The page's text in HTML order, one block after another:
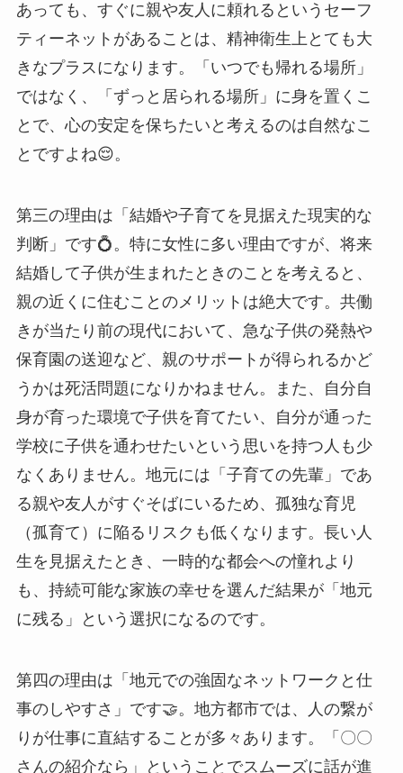
あっても、すぐに親や友人に頼れるというセーフ
ティーネットがあることは、精神衛生上とても大
きなプラスになります。「いつでも帰れる場所」
ではなく、「ずっと居られる場所」に身を置くこ
とで、心の安定を保ちたいと考えるのは自然なこ
とですよね😌。
第三の理由は「結婚や子育てを見据えた現実的な
判断」です💍。特に女性に多い理由ですが、将来
結婚して子供が生まれたときのことを考えると、
親の近くに住むことのメリットは絶大です。共働
きが当たり前の現代において、急な子供の発熱や
保育園の送迎など、親のサポートが得られるかど
うかは死活問題になりかねません。また、自分自
身が育った環境で子供を育てたい、自分が通った
学校に子供を通わせたいという思いを持つ人も少
なくありません。地元には「子育ての先輩」であ
る親や友人がすぐそばにいるため、孤独な育児
（孤育て）に陥るリスクも低くなります。長い人
生を見据えたとき、一時的な都会への憧れより
も、持続可能な家族の幸せを選んだ結果が「地元
に残る」という選択になるのです。
第四の理由は「地元での強固なネットワークと仕
事のしやすさ」です🤝。地方都市では、人の繋が
りが仕事に直結することが多々あります。「〇〇
さんの紹介なら」ということでスムーズに話が進